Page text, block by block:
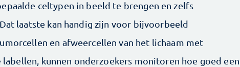
celtypen in beeld te brengen en zelfs
laatste kan handig zijn voor bijvoorbeeld
en afweercellen van het lichaam met
labellen, kunnen onderzoekers monitoren hoe goed een